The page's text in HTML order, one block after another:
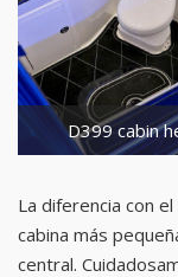
D399 cabin
La diferencia con
cabina más
central.